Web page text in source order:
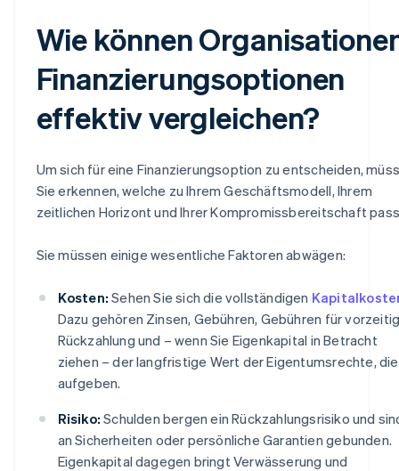
Wie können
Finanzierungsoptionen
effektiv vergleichen?
Um sich für eine Finanzierungsoption zu entscheiden,
Sie erkennen, welche zu Ihrem Geschäftsmodell, Ihrem
zeitlichen Horizont und Ihrer Kompromissbereitschaft
Sie müssen einige wesentliche Faktoren abwägen:
Kosten: Sehen Sie sich die vollständigen
Dazu gehören Zinsen, Gebühren, Gebühren für
Rückzahlung und – wenn Sie Eigenkapital in Betracht
ziehen – der langfristige Wert der Eigentumsrechte,
aufgeben.
Risiko: Schulden bergen ein Rückzahlungsrisiko und
an Sicherheiten oder persönliche Garantien gebunden.
Eigenkapital dagegen bringt Verwässerung und